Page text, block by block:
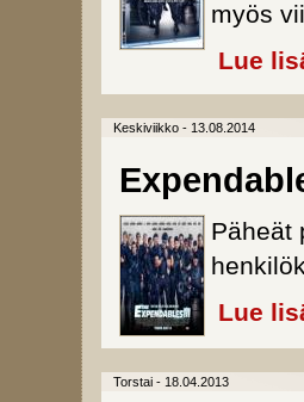
myös
Lue
Keskiviikko - 13.08.2014
Päheät
Lue
Torstai - 18.04.2013